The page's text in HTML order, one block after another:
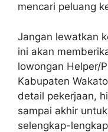
mencari peluang
Jangan lewatkan
ini akan
lowongan Helper/
Kabupaten
detail pekerjaan,
sampai akhir
selengkap-